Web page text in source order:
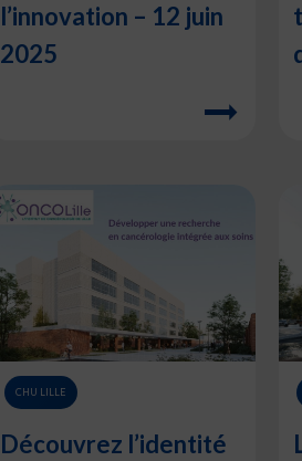
l’innovation – 12 juin
2025
CHU LILLE
Découvrez l’identité